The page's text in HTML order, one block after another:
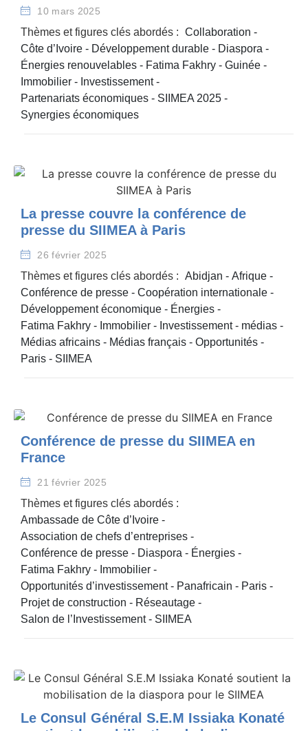
10 mars 2025
Thèmes et figures clés abordés : Collaboration -
Côte d’Ivoire - Développement durable - Diaspora -
Énergies renouvelables - Fatima Fakhry - Guinée -
Immobilier - Investissement-
Partenariats économiques - SIIMEA 2025 -
Synergies économiques
La presse couvre la conférence de
presse du SIIMEA à Paris
26 février 2025
Thèmes et figures clés abordés : Abidjan - Afrique -
Conférence de presse - Coopération internationale -
Développement économique - Énergies -
Fatima Fakhry - Immobilier - Investissement- médias -
Médias africains - Médias français - Opportunités -
Paris - SIIMEA
Conférence de presse du SIIMEA en
France
21 février 2025
Thèmes et figures clés abordés :
Ambassade de Côte d’Ivoire -
Association de chefs d’entreprises -
Conférence de presse - Diaspora - Énergies -
Fatima Fakhry - Immobilier -
Opportunités d’investissement- Panafricain - Paris -
Projet de construction - Réseautage -
Salon de l’Investissement- SIIMEA
Le Consul Général S.E.M Issiaka Konaté